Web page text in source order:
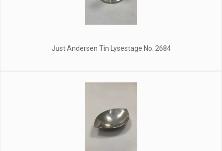
Just Andersen Tin Lysestage No. 2684